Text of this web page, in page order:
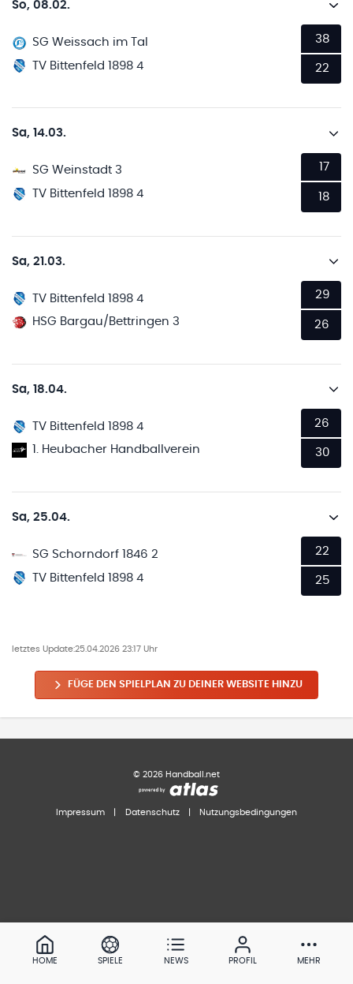
So, 08.02.
SG Weissach im Tal
TV Bittenfeld 1898 4
38
22
Sa, 14.03.
SG Weinstadt 3
TV Bittenfeld 1898 4
17
18
Sa, 21.03.
TV Bittenfeld 1898 4
HSG Bargau/Bettringen 3
29
26
Sa, 18.04.
TV Bittenfeld 1898 4
1. Heubacher Handballverein
26
30
Sa, 25.04.
SG Schorndorf 1846 2
TV Bittenfeld 1898 4
22
25
letztes Update:25.04.2026 23:17 Uhr
FÜGE DEN SPIELPLAN ZU DEINER WEBSITE HINZU
© 2026 Handball.net
Impressum Datenschutz Nutzungsbedingungen
HOME SPIELE NEWS PROFIL MEHR